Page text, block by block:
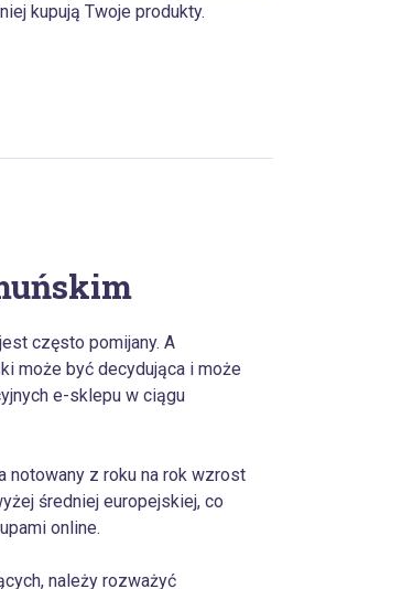
kupują Twoje produkty.
często pomijany. A
może być decydująca i może
e-sklepu w ciągu
notowany z roku na rok wzrost
średniej europejskiej, co
online.
należy rozważyć